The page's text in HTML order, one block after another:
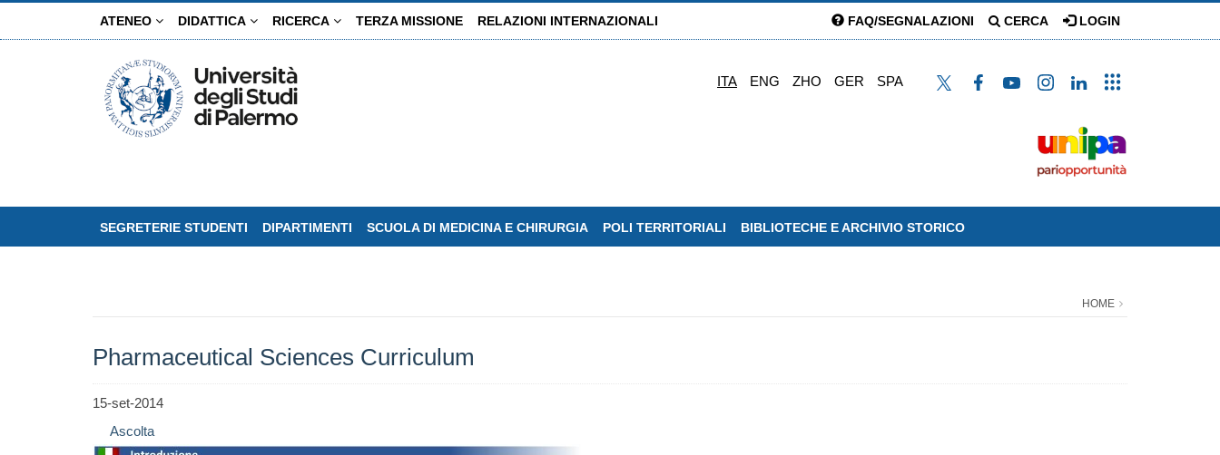
ATENEO DIDATTICA RICERCA TERZA MISSIONE RELAZIONI INTERNAZIONALI FAQ/SEGNALAZIONI CERCA LOGIN
ITA ENG ZHO GER SPA
SEGRETERIE STUDENTI DIPARTIMENTI SCUOLA DI MEDICINA E CHIRURGIA POLI TERRITORIALI BIBLIOTECHE E ARCHIVIO STORICO
HOME
Pharmaceutical Sciences Curriculum
15-set-2014
Ascolta